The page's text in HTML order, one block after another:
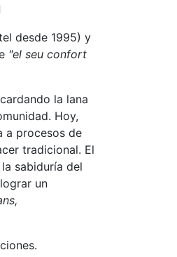
desde 1995) y
"el seu confort
la lana
Hoy,
a procesos de
tradicional. El
sabiduría del
un